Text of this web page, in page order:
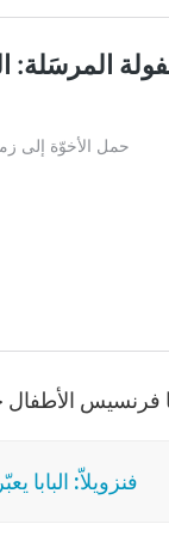
فرنسيس
فنزويلاّ: